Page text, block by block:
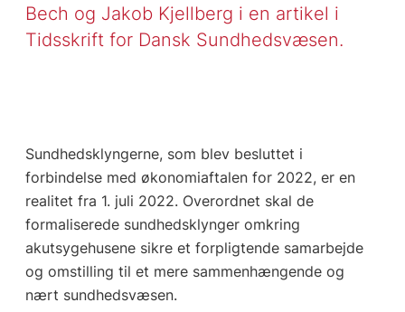
Bech og Jakob Kjellberg i en artikel i
Tidsskrift for Dansk Sundhedsvæsen.
Sundhedsklyngerne, som blev besluttet i
forbindelse med økonomiaftalen for 2022, er en
realitet fra 1. juli 2022. Overordnet skal de
formaliserede sundhedsklynger omkring
akutsygehusene sikre et forpligtende samarbejde
og omstilling til et mere sammenhængende og
nært sundhedsvæsen.